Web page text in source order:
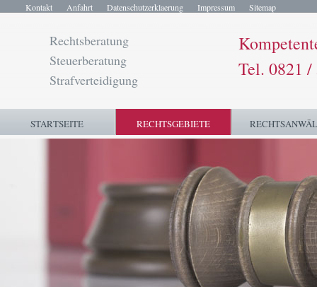
Kontakt Anfahrt Datenschutzerklaerung Impressum Sitemap
Rechtsberatung
Steuerberatung
Strafverteidigung
Tel. 0821 /
STARTSEITE RECHTSGEBIETE